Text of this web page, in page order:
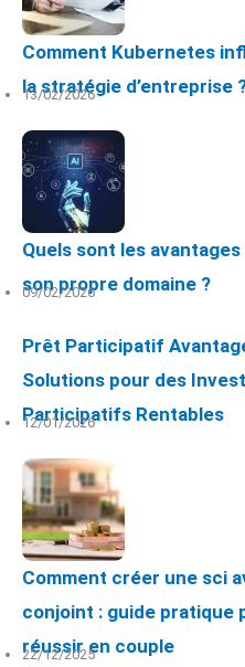
Comment Kubernetes
la stratégie d’entreprise
13/02/2026
Quels sont les avantages
son propre domaine ?
09/02/2026
Prêt Participatif
Solutions pour des
Participatifs Rentables
12/01/2026
Comment créer une sci
conjoint : guide pratique
réussir en couple
22/12/2025